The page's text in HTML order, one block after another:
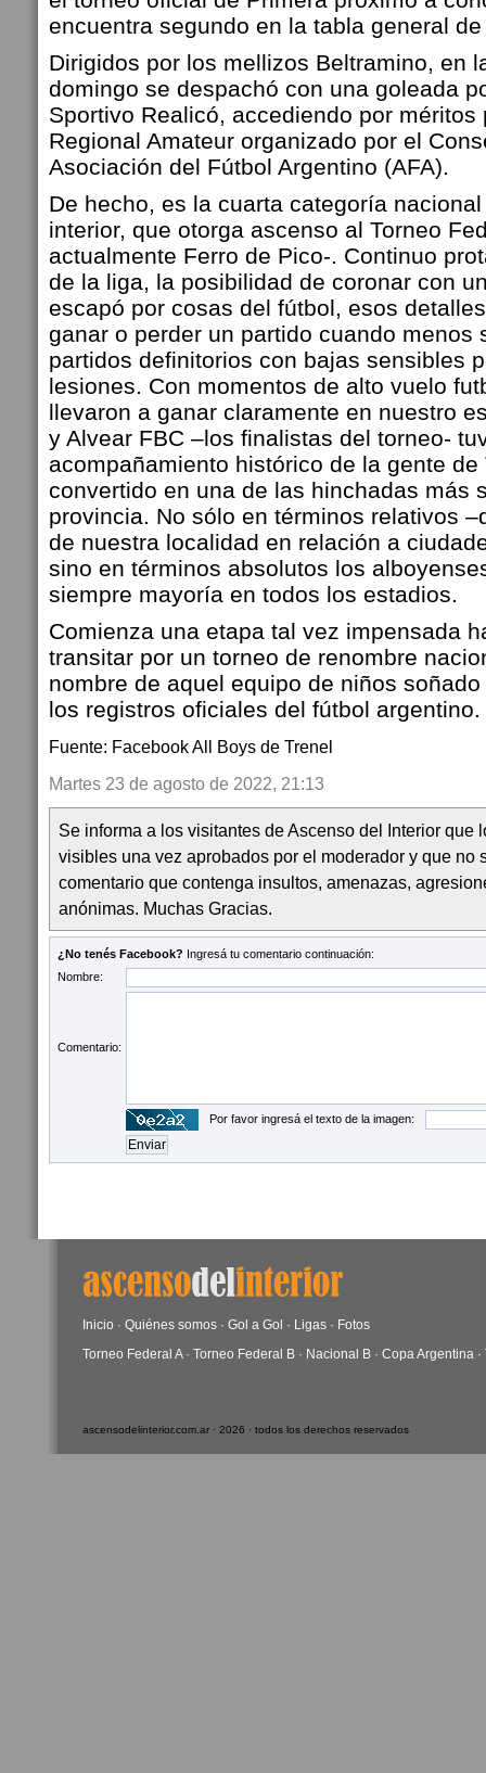
encuentra segundo en la tabla general
Dirigidos por los mellizos Beltramino, en
domingo se despachó con una goleada
Sportivo Realicó, accediendo por méritos
Regional Amateur organizado por el
Asociación del Fútbol Argentino (AFA).
De hecho, es la cuarta categoría
interior, que otorga ascenso al Torneo
actualmente Ferro de Pico-. Continuo
de la liga, la posibilidad de coronar con
escapó por cosas del fútbol, esos
ganar o perder un partido cuando menos
partidos definitorios con bajas sensibles
lesiones. Con momentos de alto vuelo
llevaron a ganar claramente en nuestro
y Alvear FBC –los finalistas del torneo-
acompañamiento histórico de la gente
convertido en una de las hinchadas más
provincia. No sólo en términos relativos
de nuestra localidad en relación a
sino en términos absolutos los
siempre mayoría en todos los estadios.
Comienza una etapa tal vez impensada
transitar por un torneo de renombre
nombre de aquel equipo de niños
los registros oficiales del fútbol argentino.
Fuente: Facebook All Boys de Trenel
Martes 23 de agosto de 2022, 21:13
Se informa a los visitantes de Ascenso del Interior que
visibles una vez aprobados por el moderador y que no
comentario que contenga insultos, amenazas,
anónimas. Muchas Gracias.
¿No tenés Facebook? Ingresá tu comentario continuación:
Nombre:
Comentario:
Por favor ingresá el texto de la imagen:
Inicio · Quiénes somos · Gol a Gol · Ligas · Fotos
Torneo Federal A· Torneo Federal B · Nacional B · Copa Argentina ·
ascensodelinterior.com.ar · 2026 · todos los derechos reservados